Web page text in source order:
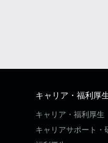
キャリア・福利厚
キャリア・福利厚生
キャリアサポート・